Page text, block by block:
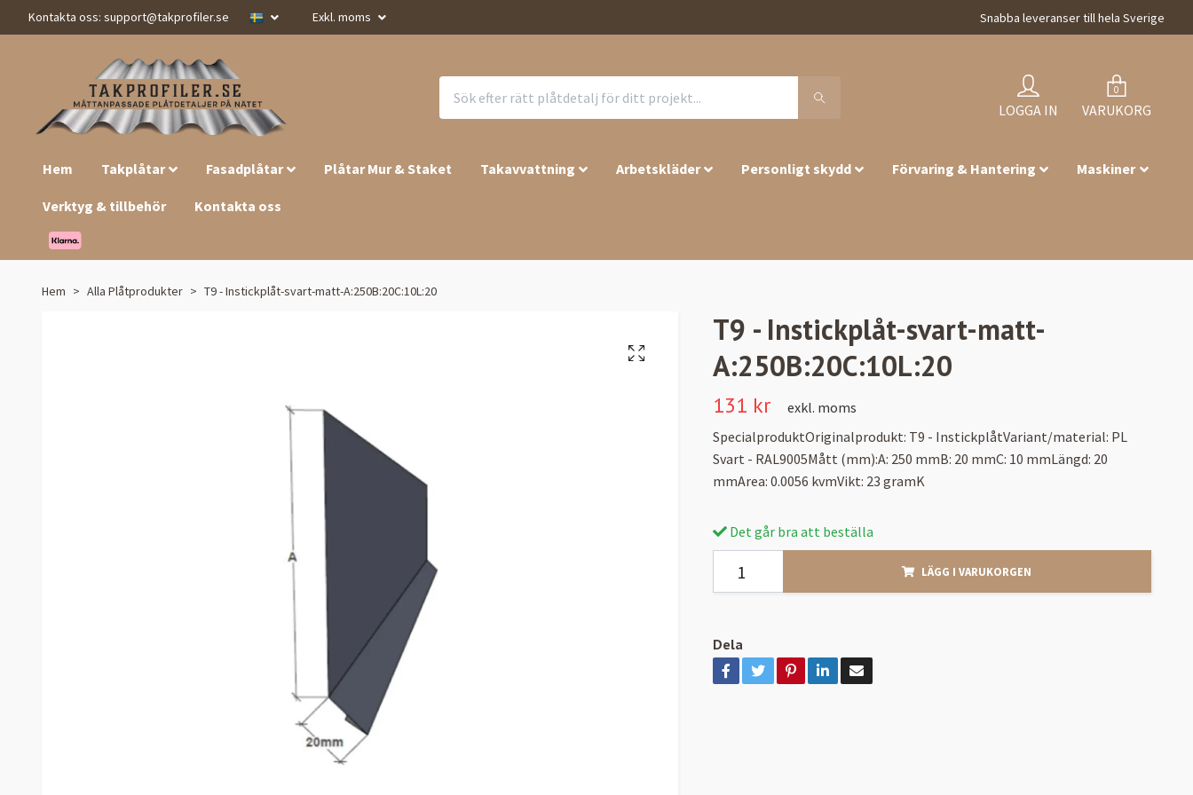
Kontakta oss: support@takprofiler.se Exkl. moms Snabba leveranser till hela Sverige
LOGGA IN
0
VARUKORG
Hem Takplåtar Fasadplåtar Plåtar Mur & Staket Takavvattning Arbetskläder Personligt skydd Förvaring & Hantering Maskiner
Verktyg & tillbehör Kontakta oss
Hem Alla Plåtprodukter T9 - Instickplåt-svart-matt-A:250B:20C:10L:20
T9 - Instickplåt-svart-matt-
A:250B:20C:10L:20
131 kr
exkl. moms
SpecialproduktOriginalprodukt: T9 - InstickplåtVariant/material: PL
Svart - RAL9005Mått (mm):A: 250 mmB: 20 mmC: 10 mmLängd: 20
mmArea: 0.0056 kvmVikt: 23 gramK
Det går bra att beställa
LÄGG I VARUKORGEN
Dela